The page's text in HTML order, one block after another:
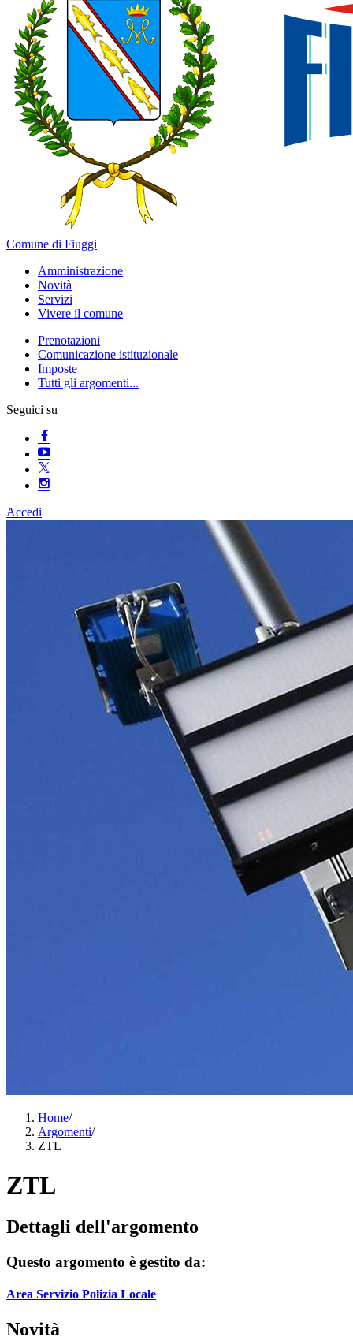
Comune di Fiuggi
Amministrazione
Novità
Servizi
Vivere il comune
Prenotazioni
Comunicazione istituzionale
Imposte
Tutti gli argomenti...
Seguici su
Accedi
Home/
Argomenti/
ZTL
ZTL
Dettagli dell'argomento
Questo argomento è gestito da:
Area Servizio Polizia Locale
Novità